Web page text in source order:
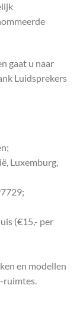
gaat u naar
Luidsprekers
Luxemburg,
(€15,- per
en modellen
ruimtes.